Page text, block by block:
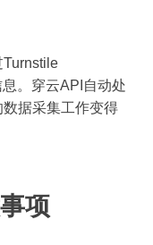
。穿云API自动处
据采集工作变得
项